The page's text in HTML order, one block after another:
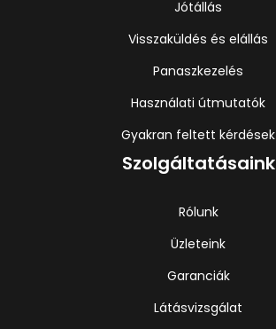
Jótállás
Visszaküldés és elállás
Panaszkezelés
Használati útmutatók
Gyakran feltett kérdések
Szolgáltatásaink
Rólunk
Üzleteink
Garanciák
Látásvizsgálat